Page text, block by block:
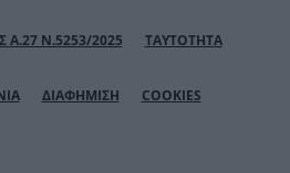
Ν.5253/2025 ΤΑΥΤΟΤΗΤΑ
ΔΙΑΦΗΜΙΣΗ COOKIES